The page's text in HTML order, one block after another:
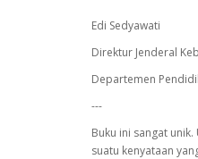
Edi Sedyawati
Direktur Jenderal
Departemen
---
Buku ini sangat
suatu kenyataan